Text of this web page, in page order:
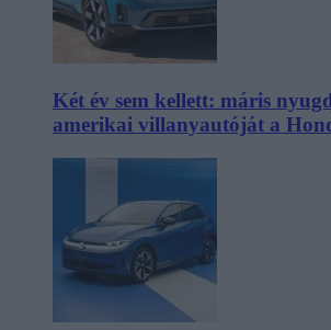
Két év sem kellett: máris
amerikai villanyautóját a